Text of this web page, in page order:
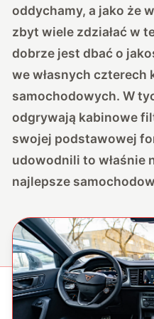
oddychamy, a jako że
zbyt wiele zdziałać w
dobrze jest dbać o
we własnych czterech
samochodowych. W
odgrywają kabinowe
swojej podstawowej
udowodnili to właśnie
najlepsze